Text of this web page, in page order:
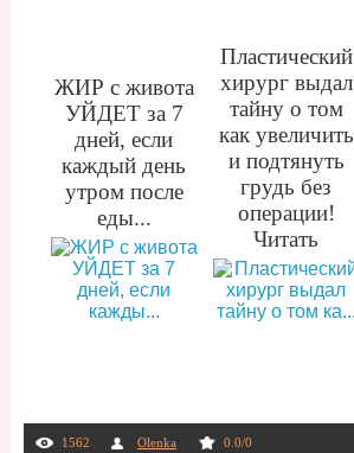
ЖИР с живота
УЙДЕТ за 7
дней, если
каждый день
утром после
еды...
Пластический
хирург выдал
тайну о том
как увеличить
и подтянуть
грудь без
операции!
Читать
1562 Olenka 0.0/0